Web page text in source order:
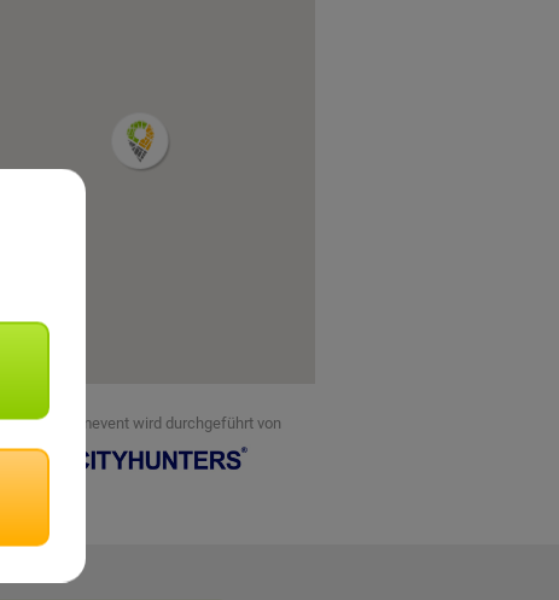
Dieses Teamevent wird durchgeführt von